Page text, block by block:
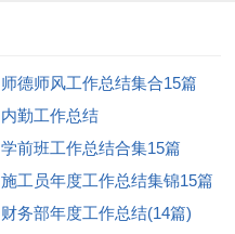
师德师风工作总结集合15篇
内勤工作总结
学前班工作总结合集15篇
施工员年度工作总结集锦15篇
财务部年度工作总结(14篇)